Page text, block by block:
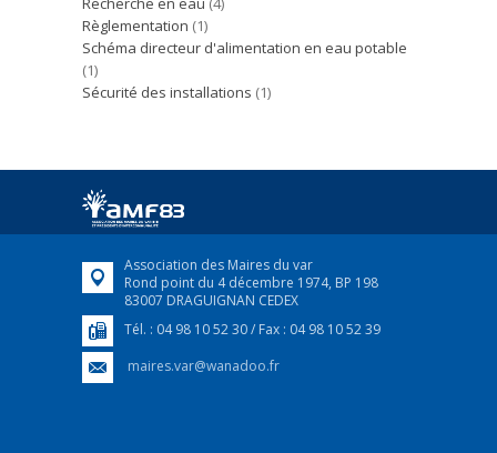
Règlementation (1)
Schéma directeur d'alimentation en eau potable
(1)
Sécurité des installations (1)
Association des Maires du var
Rond point du 4 décembre 1974, BP 198
83007 DRAGUIGNAN CEDEX
Tél. : 04 98 10 52 30 / Fax : 04 98 10 52 39
maires.var@wanadoo.fr